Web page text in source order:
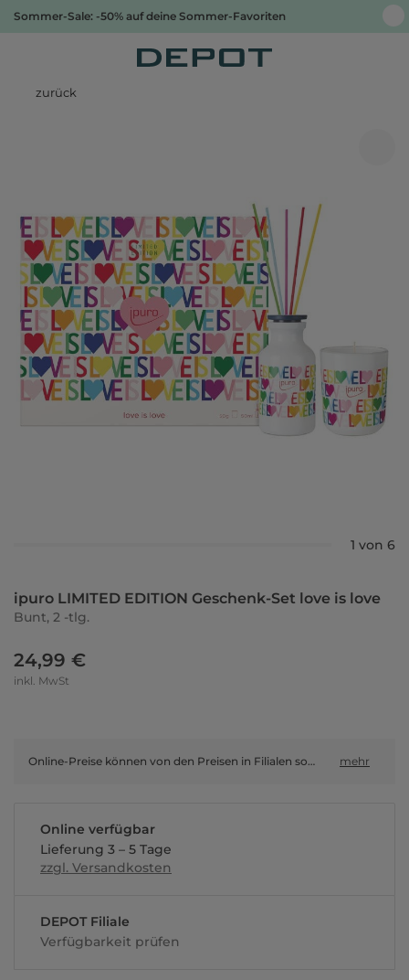
Sommer-Sale: -50% auf deine Sommer-Favoriten
zurück
1 von 6
ipuro LIMITED EDITION Geschenk-Set love is love
Bunt, 2 -tlg.
24,99 €
inkl. MwSt
Online-Preise können von den Preisen in Filialen sowie Shop-in-Shop-Flächen abweichen. mehr
Online verfügbar
Lieferung 3 – 5 Tage
zzgl. Versandkosten
DEPOT Filiale
Verfügbarkeit prüfen